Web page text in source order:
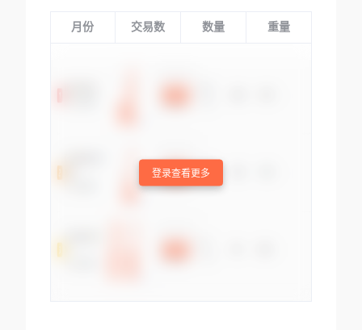
月份 交易数 数量 重量
登录查看更多